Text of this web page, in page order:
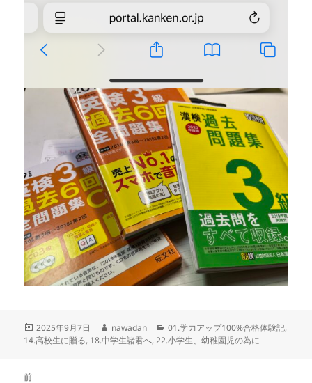
投
稿
2025年9月7日
作
成
nawadan
カ
テ
01.学力アップ100%合格体験記,
14.高校生に贈る, 18.中学生諸君へ,22.小学生、幼稚園児の為に
前